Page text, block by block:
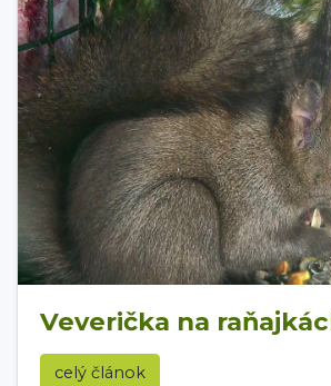
Veverička na
celý článok